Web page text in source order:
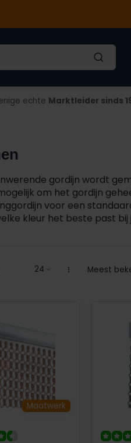
echte Marktleider sinds
gordijn wordt
om het gordijn
voor een
kleur het beste past bij
Meest
Maatwerk